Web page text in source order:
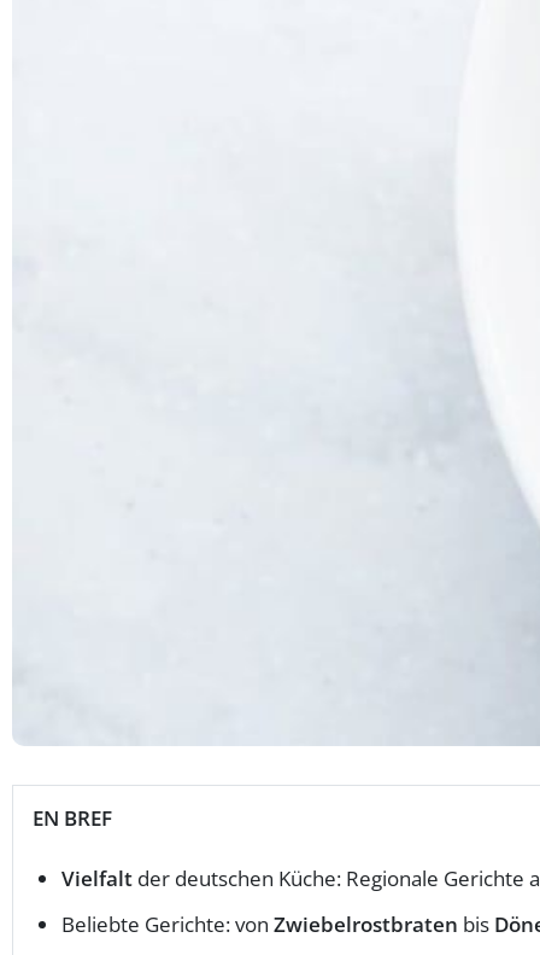
EN BREF
Vielfalt der deutschen Küche: Regionale Gerichte
Beliebte Gerichte: von Zwiebelrostbraten bis